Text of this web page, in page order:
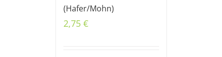
(Hafer/Mohn)
2,75 €